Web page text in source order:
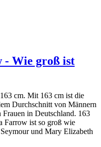
- Wie groß ist
cm. Mit 163 cm ist die
Durchschnitt von Männern
in Deutschland. 163
Farrow ist so groß wie
und Mary Elizabeth